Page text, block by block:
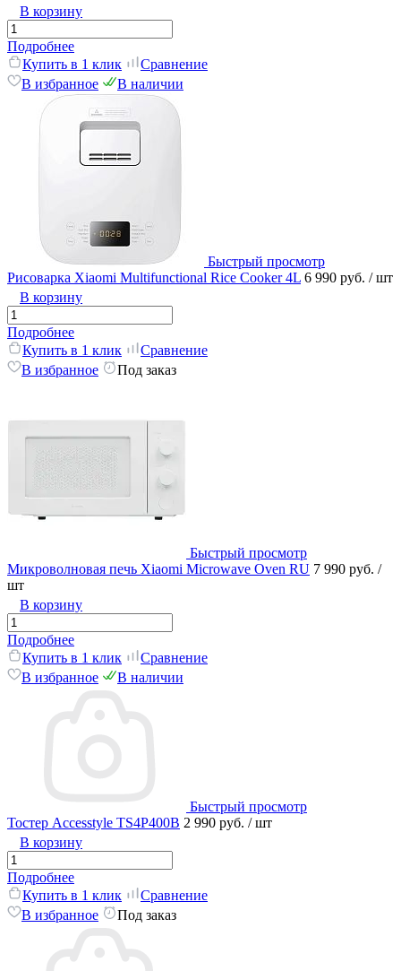
В корзину
Подробнее
Купить в 1 клик
Сравнение
В избранное
В наличии
Быстрый просмотр
Рисоварка Xiaomi Multifunctional Rice Cooker 4L 6 990 руб. / шт
В корзину
Подробнее
Купить в 1 клик
Сравнение
В избранное
Под заказ
Быстрый просмотр
Микроволновая печь Xiaomi Microwave Oven RU 7 990 руб. /
шт
В корзину
Подробнее
Купить в 1 клик
Сравнение
В избранное
В наличии
Быстрый просмотр
Тостер Accesstyle TS4P400B 2 990 руб. / шт
В корзину
Подробнее
Купить в 1 клик
Сравнение
В избранное
Под заказ